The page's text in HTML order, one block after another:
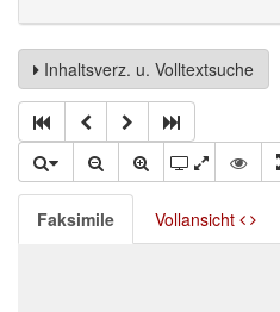
Inhaltsverz. u. Volltextsuche
Faksimile Vollansicht